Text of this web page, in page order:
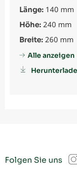
Länge: 140 mm
Höhe: 240 mm
Breite: 260 mm
Alle anzeigen
Folgen Sie uns